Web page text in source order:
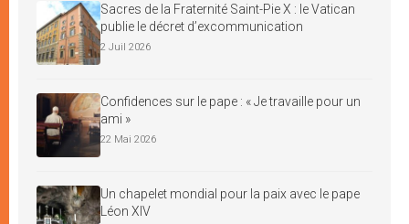
Sacres de la Fraternité Saint-Pie X : le Vatican
publie le décret d’excommunication
2 Juil 2026
Confidences sur le pape : « Je travaille pour un
ami »
22 Mai 2026
Un chapelet mondial pour la paix avec le pape
Léon XIV